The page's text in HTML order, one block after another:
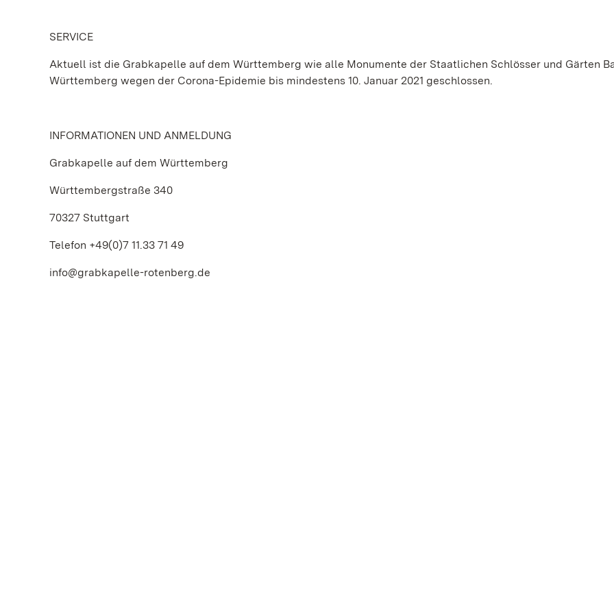
SERVICE
Aktuell ist die Grabkapelle auf dem Württemberg wie alle Monumente der Staatlichen Schlösser und Gärten
Württemberg wegen der Corona-Epidemie bis mindestens 10. Januar 2021 geschlossen.
INFORMATIONEN UND ANMELDUNG
Grabkapelle auf dem Württemberg
Württembergstraße 340
70327 Stuttgart
Telefon +49(0)7 11.33 71 49
info@grabkapelle-rotenberg.de